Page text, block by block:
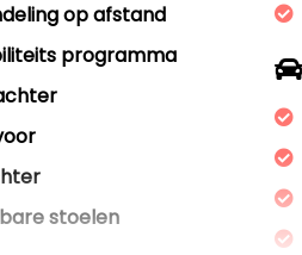
op afstand
programma
stoelen